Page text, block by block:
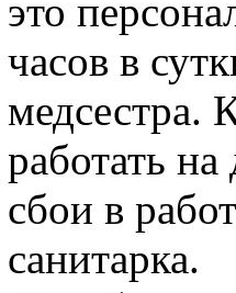
это
часов в
медсестра.
работать
сбои в
санитарка.